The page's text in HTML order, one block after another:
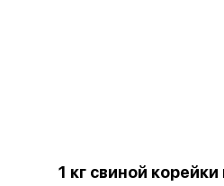
1 кг свиной корейки